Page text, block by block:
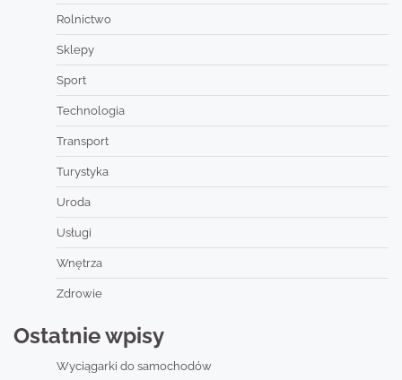
Rolnictwo
Sklepy
Sport
Technologia
Transport
Turystyka
Uroda
Usługi
Wnętrza
Zdrowie
Ostatnie wpisy
Wyciągarki do samochodów